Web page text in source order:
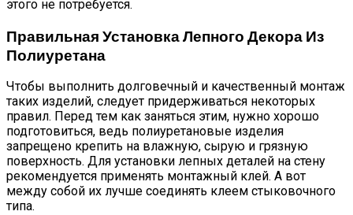
этого не потребуется.
Правильная Установка Лепного Декора Из
Полиуретана
Чтобы выполнить долговечный и качественный монтаж
таких изделий, следует придерживаться некоторых
правил. Перед тем как заняться этим, нужно хорошо
подготовиться, ведь полиуретановые изделия
запрещено крепить на влажную, сырую и грязную
поверхность. Для установки лепных деталей на стену
рекомендуется применять монтажный клей. А вот
между собой их лучше соединять клеем стыковочного
типа.